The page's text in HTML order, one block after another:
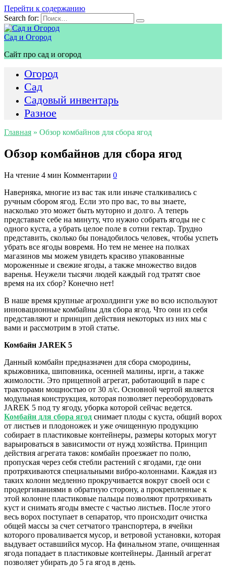
Перейти к содержанию
Search for:
Сад и Огород
Сайт про сад и огород
Огород
Сад
Садовый инвентарь
Разное
Главная » Обзор комбайнов для сбора ягод
Обзор комбайнов для сбора ягод
На чтение 4 мин Комментарии 0
Наверняка, многие из вас так или иначе сталкивались с
ручным сбором ягод. Если это про вас, то вы знаете,
насколько это может быть муторно и долго. А теперь
представьте себе на минуту, что нужно собрать ягоды не с
одного куста, а убрать целое поле в сотни гектар. Трудно
представить, сколько бы понадобилось человек, чтобы успеть
убрать все ягоды вовремя. Но тем не менее на полках
магазинов мы можем увидеть красиво упакованные
мороженные и свежие ягоды, а также множество видов
варенья. Неужели тысячи людей каждый год тратят свое
время на их сбор? Конечно нет!
В наше время крупные агрохолдинги уже во всю используют
инновационные комбайны для сбора ягод. Что они из себя
представляют и принцип действия некоторых из них мы с
вами и рассмотрим в этой статье.
Комбайн JAREK 5
Данный комбайн предназначен для сбора смородины,
крыжовника, шиповника, осенней малины, ирги, а также
жимолости. Это прицепной агрегат, работающий в паре с
тракторами мощностью от 30 л/с. Основной чертой является
модульная конструкция, которая позволяет переоборудовать
JAREK 5 под ту ягоду, уборка которой сейчас ведется.
Комбайн для сбора ягод снимает плоды с куста, общий ворох
от листьев и плодоножек и уже очищенную продукцию
собирает в пластиковые контейнеры, размеры которых могут
варьироваться в зависимости от нужд хозяйства. Принцип
действия агрегата таков: комбайн проезжает по полю,
пропуская через себя стебли растений с ягодами, где они
протряхиваются специальными вибро-колоннами. Каждая из
таких колонн медленно прокручивается вокруг своей оси с
продергиваниями в обратную сторону, а прокрепленные к
этой колонне пластиковые пальцы позволяют протряхивать
куст и снимать ягоды вместе с частью листьев. После этого
весь ворох поступает в сепаратор, что происходит очистка
общей массы за счет сетчатого транспортера, в ячейки
которого проваливается мусор, и ветровой установки, которая
выдувает оставшийся мусор. На финальном этапе, очищенная
ягода попадает в пластиковые контейнеры. Данный агрегат
позволяет убирать до 5 га ягод в день.